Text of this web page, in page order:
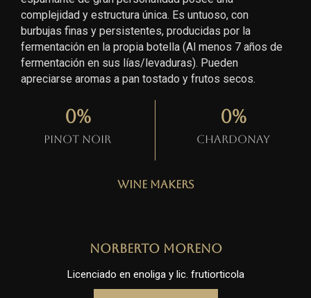
complejidad y estructura única. Es untuoso, con
burbujas finas y persistentes, producidas por la
fermentación en la propia botella (Al menos 7 años de
fermentación en sus lías/levaduras). Pueden
apreciarse aromas a pan tostado y frutos secos.
Pinot Noir
0%
Chardonay
0%
Wine Makers
Norberto Moreno
Licenciado en enoliga y lic. frutiorticola